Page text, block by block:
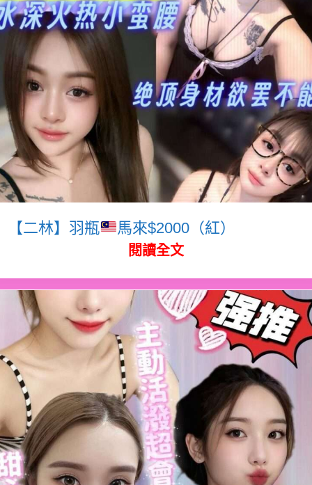
【二林】羽瓶 馬來$2000（紅）
閱讀全文